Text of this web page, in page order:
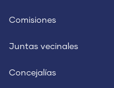
Comisiones
Juntas vecinales
Concejalías